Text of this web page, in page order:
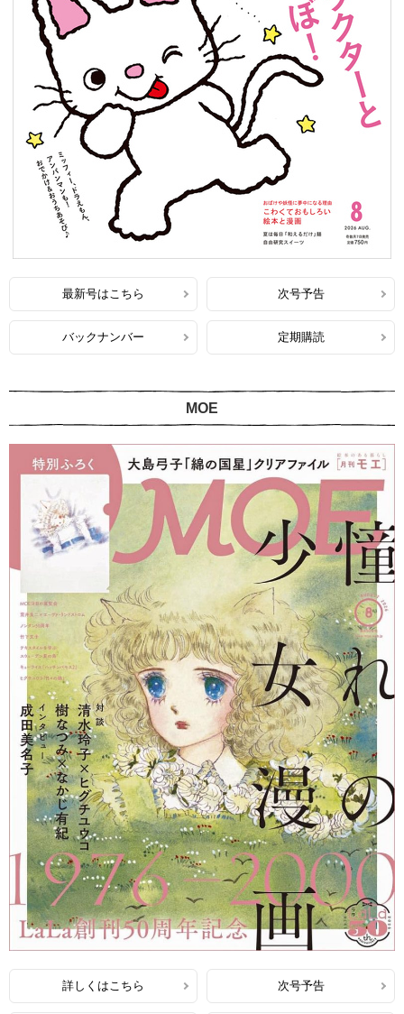
最新号はこちら 次号予告
バックナンバー 定期購読
MOE
詳しくはこちら 次号予告